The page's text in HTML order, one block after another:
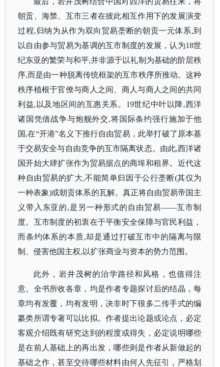
朝贡、海禁、互市三者在彼此相互作用下的发展演变
过程,归纳为从作为双向贸易垄断的朝贡一元体系,到
以自由参与贸易为基调的互市制度的发展，认为18世
纪东亚的繁荣与和平,并非源于以礼制为基础的阶层秩
序,而是由一种脱离传统框架的互市秩序所推动。这种
秩序植根于官僚与商人之间、商人与商人之间的共同
利益,以及地区间的互惠关系。19世纪中叶以降,西洋
诸国凭借战争与炮舰外交,将国际条约强行施加于他
国,在“开港”名义下推行自由贸易，此举打破了原本基
于交易安全与自由竞争的互市隔离状态。由此,西洋诸
国开始大肆扩张作为贸易据点的商埠和租界。近代这
种自由贸易的扩大,不能简单归因于公行垄断(其仅为
一种表象)或朝贡体系的瓦解。真正将自由贸易帝国主
义带入东亚的,是另一种形式的自由贸易——互市制
度。互市制度的初衷在于平衡安全保障与官民利益，
而条约体系的本质,却是通过打破互市中的隔离与限
制、侵害他国主权,以扩张商业与资本的势力范围。
此外，岩井茂树的治学路径和风格，也值得注
意。全书所收各章，均是作者专题探讨后的结晶，每
章均有发覆，均有发明，决非时下很多二传手式的编
纂类所谓专著可以比拟。作者提出论题或论点，必定
客观介绍既有研究达到的程度或得失，必定说明哪些
是在前人基础上的再出发，哪些则是作者从新做起的
基础之作，甚至交待哪些材料由何人先征引，严格划